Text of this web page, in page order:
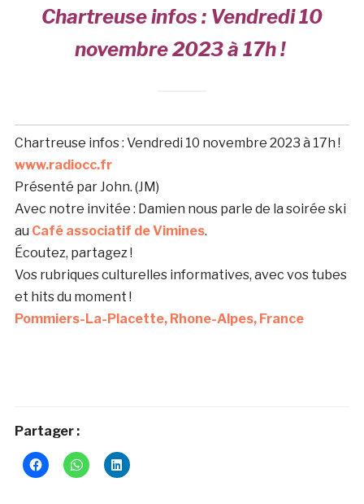
Chartreuse infos : Vendredi 10
novembre 2023 à 17h !
Chartreuse infos : Vendredi 10 novembre 2023 à 17h !
www.radiocc.fr
Présenté par John. (JM)
Avec notre invitée : Damien nous parle de la soirée ski
au Café associatif de Vimines.
Écoutez, partagez !
Vos rubriques culturelles informatives, avec vos tubes
et hits du moment !
Pommiers-La-Placette, Rhone-Alpes, France
Partager :